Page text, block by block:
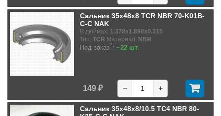
Сальник 35x48x8 TCR NBR 70-K01B-
C-C NAK
В дюймах: 1.378x1.890x0.315
Тип: TCR Материал: NBR
Под заказ?: ~22 шт.
149 ₽ − +
Сальник 35x48x8/10.5 TC4 NBR 80-